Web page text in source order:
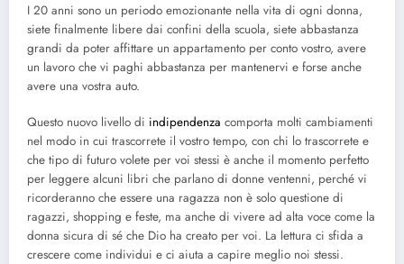
I 20 anni sono un periodo emozionante nella vita di ogni donna,
siete finalmente libere dai confini della scuola, siete abbastanza
grandi da poter affittare un appartamento per conto vostro, avere
un lavoro che vi paghi abbastanza per mantenervi e forse anche
avere una vostra auto.
Questo nuovo livello di indipendenza comporta molti cambiamenti
nel modo in cui trascorrete il vostro tempo, con chi lo trascorrete e
che tipo di futuro volete per voi stessi è anche il momento perfetto
per leggere alcuni libri che parlano di donne ventenni, perché vi
ricorderanno che essere una ragazza non è solo questione di
ragazzi, shopping e feste, ma anche di vivere ad alta voce come la
donna sicura di sé che Dio ha creato per voi. La lettura ci sfida a
crescere come individui e ci aiuta a capire meglio noi stessi.